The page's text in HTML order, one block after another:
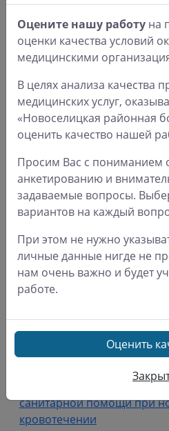
помощи детям при
Приказ Министерства
здравоохранения РФ от 9
специализированной
помощи при задержке
Приказ Министерства
г. N 851н Об утверждении
первичной медико-
помощи детям при
здравоохранения РФ от 20
2012 г. N 1208н Об
стандарта
медицинской помощи при
Приказ Министерства
здравоохранения РФ от 20
2012 г. N 1209н Об
стандарта первичной
санитарной помощи при
кровотечении
Оцените нашу работу на
оценки качества условий
медицинскими
В целях анализа качества
медицинских услуг,
«Новоселицкая районная
оценить качество нашей
Просим Вас с пониманием
анкетированию и
задаваемые вопросы.
вариантов на каждый
При этом не нужно
личные данные нигде не
нам очень важно и будет
работе.
Оценить